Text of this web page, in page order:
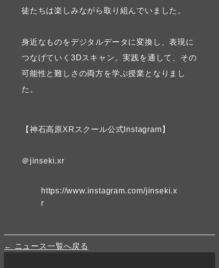
徒たちは楽しみながら取り組んでいました。
身近なものをデジタルデータに変換し、表現に
つなげていく3Dスキャン。実践を通して、その
可能性と難しさの両方を学ぶ授業となりまし
た。
【神石高原XRスクール公式Instagram】
＠jinseki.xr
https://www.instagram.com/jinseki.x
r
← ニュース一覧へ戻る